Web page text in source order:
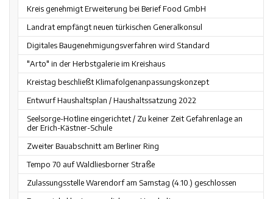
Kreis genehmigt Erweiterung bei Berief Food GmbH
Landrat empfängt neuen türkischen Generalkonsul
Digitales Baugenehmigungsverfahren wird Standard
"Arto" in der Herbstgalerie im Kreishaus
Kreistag beschließt Klimafolgenanpassungskonzept
Entwurf Haushaltsplan / Haushaltssatzung 2022
Seelsorge-Hotline eingerichtet / Zu keiner Zeit Gefahrenlage an
der Erich-Kästner-Schule
Zweiter Bauabschnitt am Berliner Ring
Tempo 70 auf Waldliesborner Straße
Zulassungsstelle Warendorf am Samstag (4.10.) geschlossen